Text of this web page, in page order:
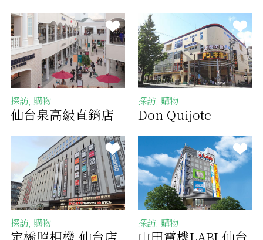
探訪, 購物
仙台泉高級直銷店
探訪, 購物
Don Quijote
探訪, 購物
定橋照相機 仙台店
探訪, 購物
山田電機LABI 仙台